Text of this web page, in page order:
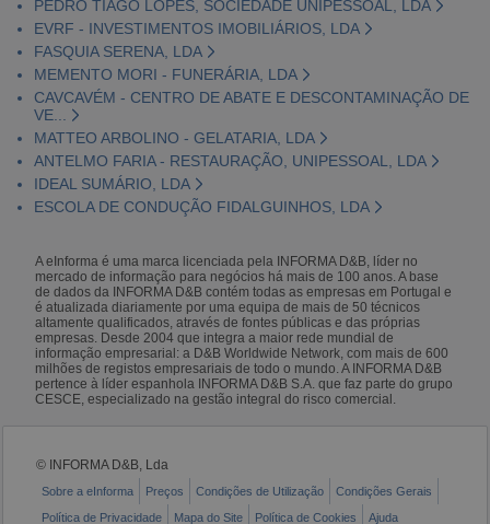
PEDRO TIAGO LOPES, SOCIEDADE UNIPESSOAL, LDA
EVRF - INVESTIMENTOS IMOBILIÁRIOS, LDA
FASQUIA SERENA, LDA
MEMENTO MORI - FUNERÁRIA, LDA
CAVCAVÉM - CENTRO DE ABATE E DESCONTAMINAÇÃO DE
VE...
MATTEO ARBOLINO - GELATARIA, LDA
ANTELMO FARIA - RESTAURAÇÃO, UNIPESSOAL, LDA
IDEAL SUMÁRIO, LDA
ESCOLA DE CONDUÇÃO FIDALGUINHOS, LDA
A eInforma é uma marca licenciada pela INFORMA D&B, líder no
mercado de informação para negócios há mais de 100 anos. A base
de dados da INFORMA D&B contém todas as empresas em Portugal e
é atualizada diariamente por uma equipa de mais de 50 técnicos
altamente qualificados, através de fontes públicas e das próprias
empresas. Desde 2004 que integra a maior rede mundial de
informação empresarial: a D&B Worldwide Network, com mais de 600
milhões de registos empresariais de todo o mundo. A INFORMA D&B
pertence à líder espanhola INFORMA D&B S.A. que faz parte do grupo
CESCE, especializado na gestão integral do risco comercial.
© INFORMA D&B, Lda
Sobre a eInforma Preços Condições de Utilização
Condições Gerais
Política de Privacidade
Mapa do Site Política de Cookies Ajuda